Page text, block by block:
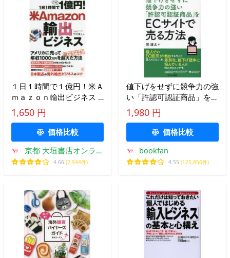
１日１時間で１億円！米Ａ
ｍａｚｏｎ輸出ビジネス /
竹中 重人 著
1,650 円
価格比較
京都 大垣書店オンライ
ン
4.66 (2,944件)
値下げをせずに競争力の強
い「許認可認証商品」を
ECサイトで売る方法/堀雄
太
1,980 円
価格比較
bookfan
4.55 (125,856件)